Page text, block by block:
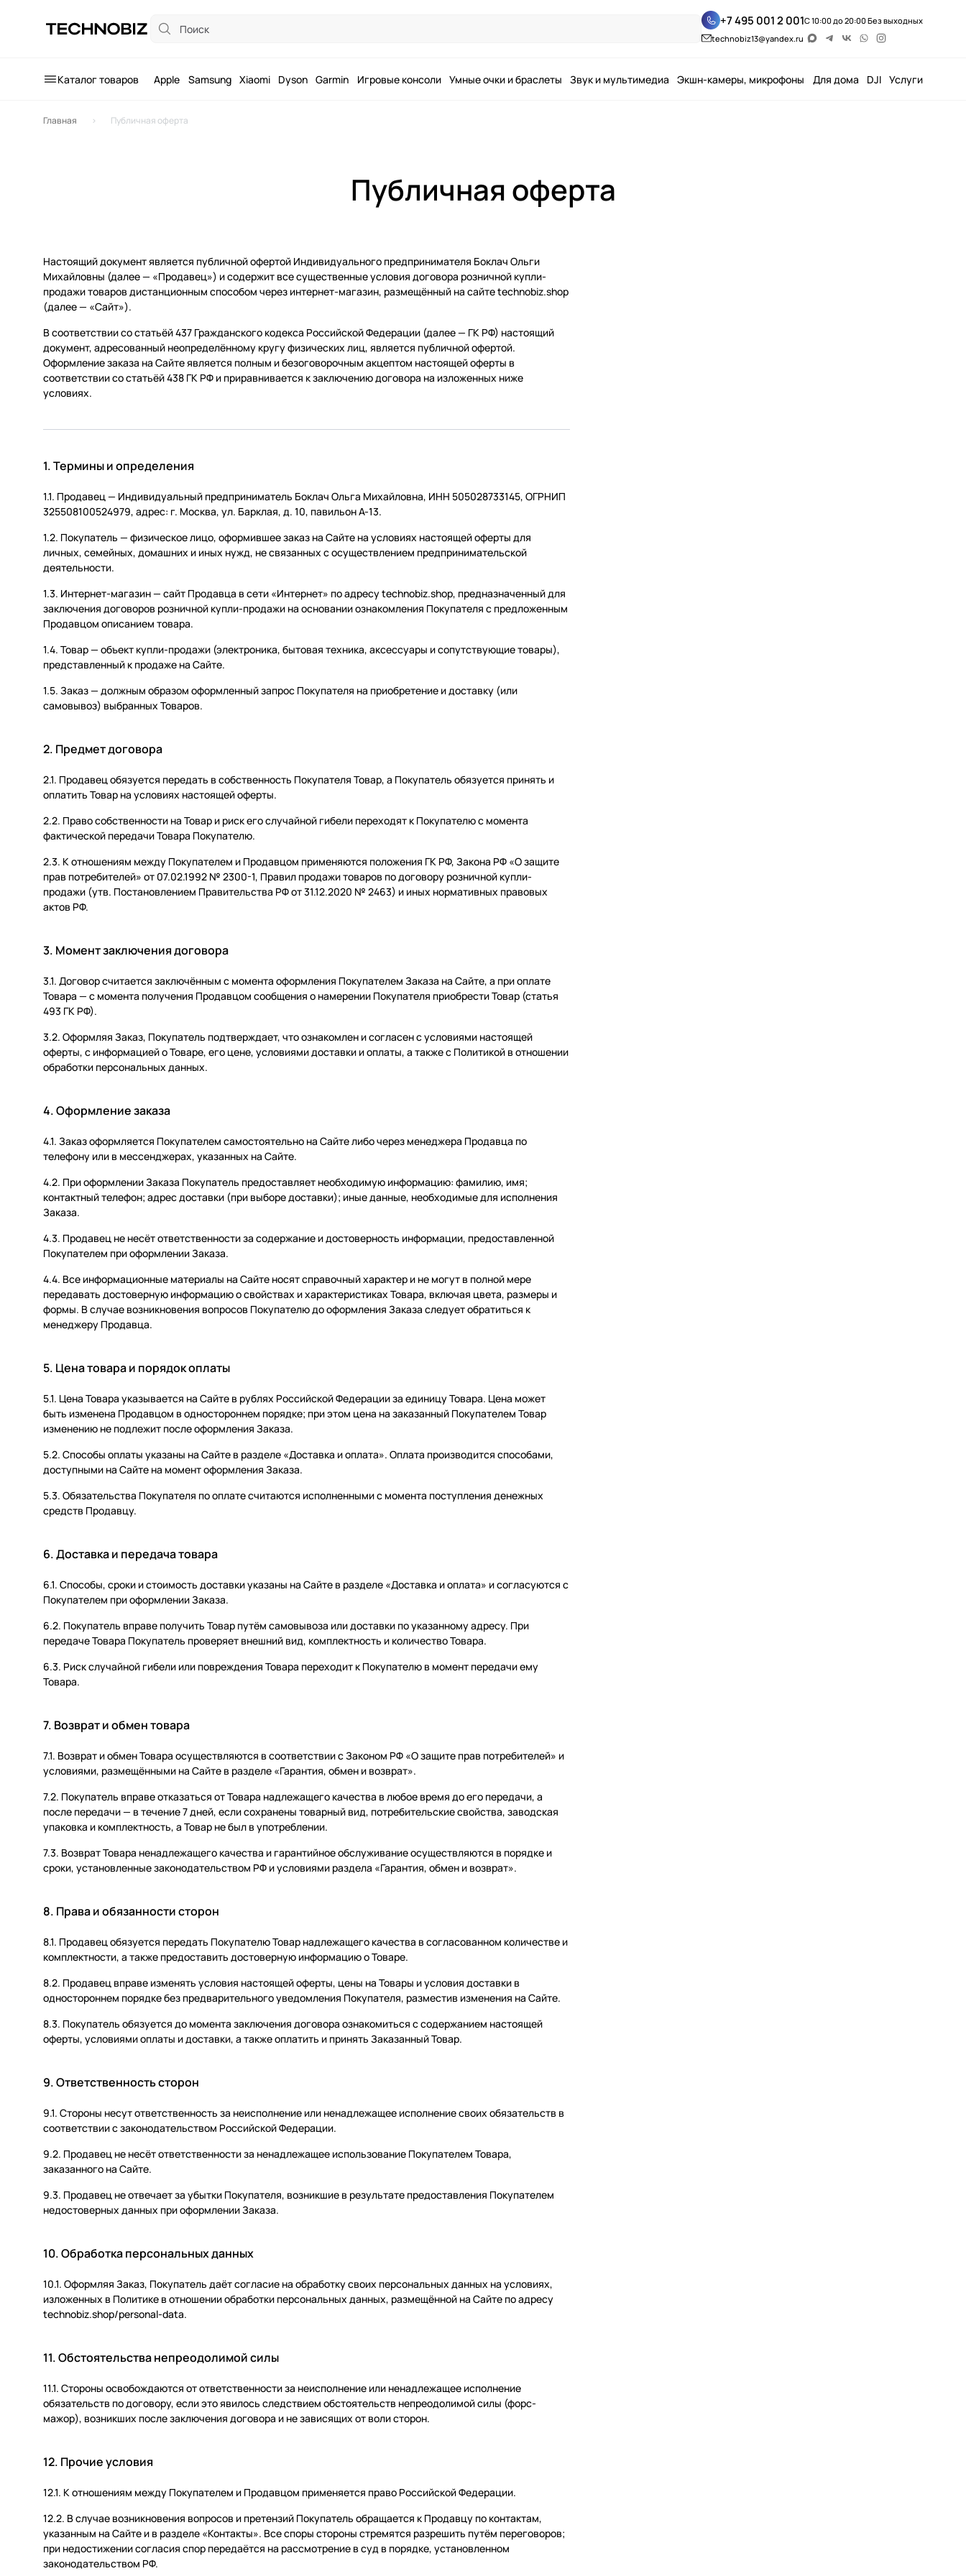
+7 495 001 2 001С 10:00 до 20:00 Без выходных
technobiz13@yandex.ru
Каталог товаров
Apple Samsung Xiaomi Dyson Garmin Игровые консоли Умные очки и браслеты Звук и мультимедиа Экшн-камеры, микрофоны Для дома DJI Услуги
Samsung
Экшн-камеры, микрофоны
Для дома
DJI
Услуги
Главная Публичная оферта
Публичная оферта
Настоящий документ является публичной офертой Индивидуального предпринимателя Боклач Ольги
Михайловны (далее — «Продавец») и содержит все существенные условия договора розничной купли-
продажи товаров дистанционным способом через интернет-магазин, размещённый на сайте technobiz.shop
(далее — «Сайт»).
В соответствии со статьёй 437 Гражданского кодекса Российской Федерации (далее — ГК РФ) настоящий
документ, адресованный неопределённому кругу физических лиц, является публичной офертой.
Оформление заказа на Сайте является полным и безоговорочным акцептом настоящей оферты в
соответствии со статьёй 438 ГК РФ и приравнивается к заключению договора на изложенных ниже
условиях.
1. Термины и определения
1.1. Продавец — Индивидуальный предприниматель Боклач Ольга Михайловна, ИНН 505028733145, ОГРНИП
325508100524979, адрес: г. Москва, ул. Барклая, д. 10, павильон А-13.
1.2. Покупатель — физическое лицо, оформившее заказ на Сайте на условиях настоящей оферты для
личных, семейных, домашних и иных нужд, не связанных с осуществлением предпринимательской
деятельности.
1.3. Интернет-магазин — сайт Продавца в сети «Интернет» по адресу technobiz.shop, предназначенный для
заключения договоров розничной купли-продажи на основании ознакомления Покупателя с предложенным
Продавцом описанием товара.
1.4. Товар — объект купли-продажи (электроника, бытовая техника, аксессуары и сопутствующие товары),
представленный к продаже на Сайте.
1.5. Заказ — должным образом оформленный запрос Покупателя на приобретение и доставку (или
самовывоз) выбранных Товаров.
2. Предмет договора
2.1. Продавец обязуется передать в собственность Покупателя Товар, а Покупатель обязуется принять и
оплатить Товар на условиях настоящей оферты.
2.2. Право собственности на Товар и риск его случайной гибели переходят к Покупателю с момента
фактической передачи Товара Покупателю.
2.3. К отношениям между Покупателем и Продавцом применяются положения ГК РФ, Закона РФ «О защите
прав потребителей» от 07.02.1992 № 2300-1, Правил продажи товаров по договору розничной купли-
продажи (утв. Постановлением Правительства РФ от 31.12.2020 № 2463) и иных нормативных правовых
актов РФ.
3. Момент заключения договора
3.1. Договор считается заключённым с момента оформления Покупателем Заказа на Сайте, а при оплате
Товара — с момента получения Продавцом сообщения о намерении Покупателя приобрести Товар (статья
493 ГК РФ).
3.2. Оформляя Заказ, Покупатель подтверждает, что ознакомлен и согласен с условиями настоящей
оферты, с информацией о Товаре, его цене, условиями доставки и оплаты, а также с Политикой в отношении
обработки персональных данных.
4. Оформление заказа
4.1. Заказ оформляется Покупателем самостоятельно на Сайте либо через менеджера Продавца по
телефону или в мессенджерах, указанных на Сайте.
4.2. При оформлении Заказа Покупатель предоставляет необходимую информацию: фамилию, имя;
контактный телефон; адрес доставки (при выборе доставки); иные данные, необходимые для исполнения
Заказа.
4.3. Продавец не несёт ответственности за содержание и достоверность информации, предоставленной
Покупателем при оформлении Заказа.
4.4. Все информационные материалы на Сайте носят справочный характер и не могут в полной мере
передавать достоверную информацию о свойствах и характеристиках Товара, включая цвета, размеры и
формы. В случае возникновения вопросов Покупателю до оформления Заказа следует обратиться к
менеджеру Продавца.
5. Цена товара и порядок оплаты
5.1. Цена Товара указывается на Сайте в рублях Российской Федерации за единицу Товара. Цена может
быть изменена Продавцом в одностороннем порядке; при этом цена на заказанный Покупателем Товар
изменению не подлежит после оформления Заказа.
5.2. Способы оплаты указаны на Сайте в разделе «Доставка и оплата». Оплата производится способами,
доступными на Сайте на момент оформления Заказа.
5.3. Обязательства Покупателя по оплате считаются исполненными с момента поступления денежных
средств Продавцу.
6. Доставка и передача товара
6.1. Способы, сроки и стоимость доставки указаны на Сайте в разделе «Доставка и оплата» и согласуются с
Покупателем при оформлении Заказа.
6.2. Покупатель вправе получить Товар путём самовывоза или доставки по указанному адресу. При
передаче Товара Покупатель проверяет внешний вид, комплектность и количество Товара.
6.3. Риск случайной гибели или повреждения Товара переходит к Покупателю в момент передачи ему
Товара.
7. Возврат и обмен товара
7.1. Возврат и обмен Товара осуществляются в соответствии с Законом РФ «О защите прав потребителей» и
условиями, размещёнными на Сайте в разделе «Гарантия, обмен и возврат».
7.2. Покупатель вправе отказаться от Товара надлежащего качества в любое время до его передачи, а
после передачи — в течение 7 дней, если сохранены товарный вид, потребительские свойства, заводская
упаковка и комплектность, а Товар не был в употреблении.
7.3. Возврат Товара ненадлежащего качества и гарантийное обслуживание осуществляются в порядке и
сроки, установленные законодательством РФ и условиями раздела «Гарантия, обмен и возврат».
8. Права и обязанности сторон
8.1. Продавец обязуется передать Покупателю Товар надлежащего качества в согласованном количестве и
комплектности, а также предоставить достоверную информацию о Товаре.
8.2. Продавец вправе изменять условия настоящей оферты, цены на Товары и условия доставки в
одностороннем порядке без предварительного уведомления Покупателя, разместив изменения на Сайте.
8.3. Покупатель обязуется до момента заключения договора ознакомиться с содержанием настоящей
оферты, условиями оплаты и доставки, а также оплатить и принять Заказанный Товар.
9. Ответственность сторон
9.1. Стороны несут ответственность за неисполнение или ненадлежащее исполнение своих обязательств в
соответствии с законодательством Российской Федерации.
9.2. Продавец не несёт ответственности за ненадлежащее использование Покупателем Товара,
заказанного на Сайте.
9.3. Продавец не отвечает за убытки Покупателя, возникшие в результате предоставления Покупателем
недостоверных данных при оформлении Заказа.
10. Обработка персональных данных
10.1. Оформляя Заказ, Покупатель даёт согласие на обработку своих персональных данных на условиях,
изложенных в Политике в отношении обработки персональных данных, размещённой на Сайте по адресу
technobiz.shop/personal-data.
11. Обстоятельства непреодолимой силы
11.1. Стороны освобождаются от ответственности за неисполнение или ненадлежащее исполнение
обязательств по договору, если это явилось следствием обстоятельств непреодолимой силы (форс-
мажор), возникших после заключения договора и не зависящих от воли сторон.
12. Прочие условия
12.1. К отношениям между Покупателем и Продавцом применяется право Российской Федерации.
12.2. В случае возникновения вопросов и претензий Покупатель обращается к Продавцу по контактам,
указанным на Сайте и в разделе «Контакты». Все споры стороны стремятся разрешить путём переговоров;
при недостижении согласия спор передаётся на рассмотрение в суд в порядке, установленном
законодательством РФ.